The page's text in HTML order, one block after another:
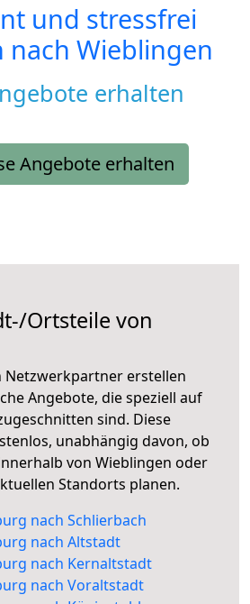
und stressfrei
nach Wieblingen
erhalten
Angebote erhalten
Ortsteile von
erstellen
Angebote, die speziell auf
sind. Diese
unabhängig davon, ob
von Wieblingen oder
Standorts planen.
nach Schlierbach
nach Altstadt
nach Kernaltstadt
nach Voraltstadt